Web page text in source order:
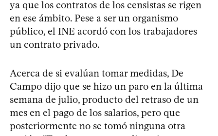
ya que los contratos de los censistas se rigen
en ese ámbito. Pese a ser un organismo
público, el INE acordó con los trabajadores
un contrato privado.
Acerca de si evalúan tomar medidas, De
Campo dijo que se hizo un paro en la última
semana de julio, producto del retraso de un
mes en el pago de los salarios, pero que
posteriormente no se tomó ninguna otra